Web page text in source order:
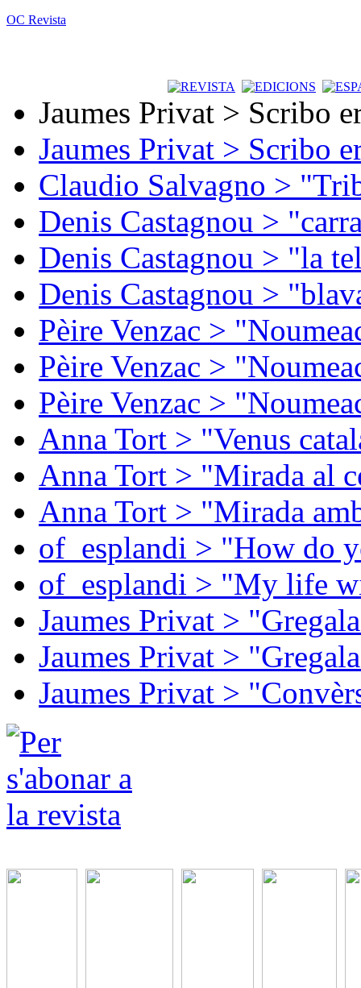
OC Revista
Jaumes Privat > Scribo
Jaumes Privat > Scribo
Claudio Salvagno >
Denis Castagnou >
Denis Castagnou > "la
Denis Castagnou >
Pèire Venzac >
Pèire Venzac >
Pèire Venzac >
Anna Tort > "Venus
Anna Tort > "Mirada al
Anna Tort > "Mirada
of_esplandi > "How do
of_esplandi > "My life
Jaumes Privat >
Jaumes Privat >
Jaumes Privat >